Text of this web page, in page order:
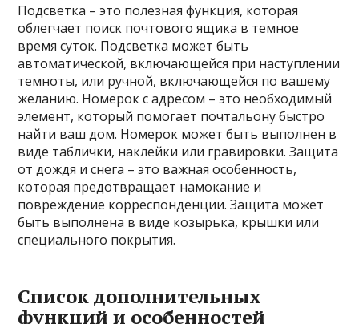
Подсветка – это полезная функция, которая
облегчает поиск почтового ящика в темное
время суток. Подсветка может быть
автоматической, включающейся при наступлении
темноты, или ручной, включающейся по вашему
желанию. Номерок с адресом – это необходимый
элемент, который помогает почтальону быстро
найти ваш дом. Номерок может быть выполнен в
виде таблички, наклейки или гравировки. Защита
от дождя и снега – это важная особенность,
которая предотвращает намокание и
повреждение корреспонденции. Защита может
быть выполнена в виде козырька, крышки или
специального покрытия.
Список дополнительных
функций и особенностей